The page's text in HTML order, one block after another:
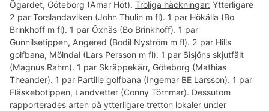
Ögärdet, Göteborg (Amar Hot). Troliga häckningar: Ytterligare
2 par Torslandaviken (John Thulin m fl). 1 par Hökälla (Bo
Brinkhoff m fl). 1 par Öxnäs (Bo Brinkhoff). 1 par
Gunnilsetippen, Angered (Bodil Nyström m fl). 2 par Hills
golfbana, Mölndal (Lars Persson m fl). 1 par Sisjöns skjutfält
(Magnus Rahm). 1 par Skräppekärr, Göteborg (Mathias
Theander). 1 par Partille golfbana (Ingemar BE Larsson). 1 par
Fläskebotippen, Landvetter (Conny Törnmar). Dessutom
rapporterades arten på ytterligare tretton lokaler under